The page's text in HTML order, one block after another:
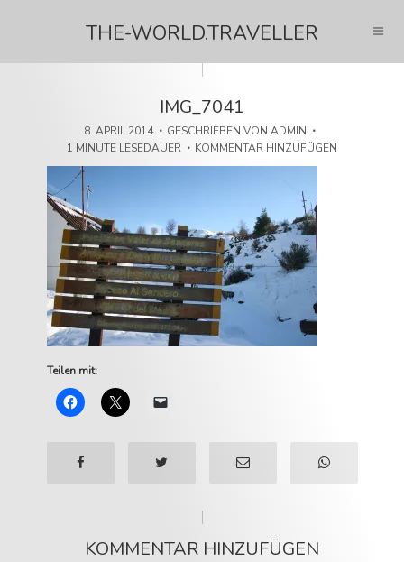
THE-WORLD.TRAVELLER
IMG_7041
8. APRIL 2014 GESCHRIEBEN VON ADMIN
1 MINUTE LESEDAUER
KOMMENTAR HINZUFÜGEN
Teilen mit:
KOMMENTAR HINZUFÜGEN